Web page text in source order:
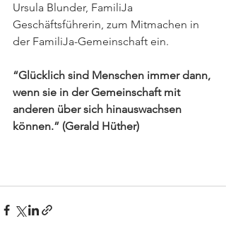
Ursula Blunder, FamiliJa
Geschäftsführerin, zum Mitmachen in
der FamiliJa-Gemeinschaft ein.
“Glücklich sind Menschen immer dann,
wenn sie in der Gemeinschaft mit
anderen über sich hinauswachsen
können.” (Gerald Hüther)